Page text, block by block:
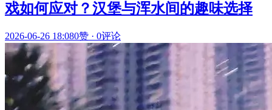
戏如何应对？汉堡与浑水间的趣味选择
2026-06-26 18:080赞 · 0评论